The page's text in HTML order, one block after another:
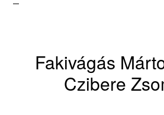
Fakivágás
Czibere